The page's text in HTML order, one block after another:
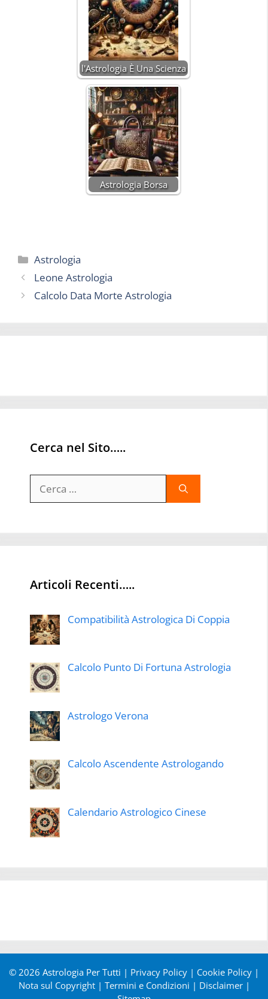
l'Astrologia È Una Scienza
Astrologia Borsa
Categorie
Astrologia
Leone Astrologia
Calcolo Data Morte Astrologia
Cerca nel Sito…..
per:
Articoli Recenti…..
Compatibilità Astrologica Di Coppia
Calcolo Punto Di Fortuna Astrologia
Astrologo Verona
Calcolo Ascendente Astrologando
Calendario Astrologico Cinese
© 2026 Astrologia Per Tutti | Privacy Policy | Cookie Policy |
Nota sul Copyright| Termini e Condizioni | Disclaimer|